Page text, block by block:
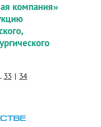
компания»
33 | 34